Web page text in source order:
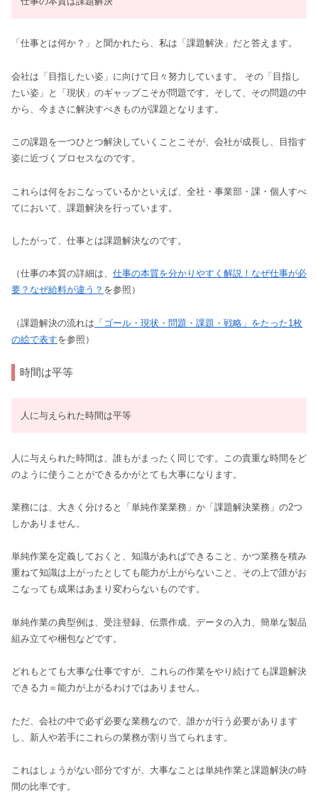
「仕事とは何か？」と聞かれたら、私は「課題解決」だと答えます。
会社は「目指したい姿」に向けて日々努力しています。 その「目指し
たい姿」と「現状」のギャップこそが問題です。そして、その問題の中
から、今まさに解決すべきものが課題となります。
この課題を一つひとつ解決していくことこそが、会社が成長し、目指す
姿に近づくプロセスなのです。
これらは何をおこなっているかといえば、全社・事業部・課・個人すべ
てにおいて、課題解決を行っています。
したがって、仕事とは課題解決なのです。
（仕事の本質の詳細は、 仕事の本質を分かりやすく解説！なぜ仕事が必
要？なぜ給料が違う？ を参照）
（課題解決の流れは 「ゴール・現状・問題・課題・戦略」をたった1枚
の絵で表すを参照）
時間は平等
人に与えられた時間は平等
人に与えられた時間は、誰もがまったく同じです。この貴重な時間をど
のように使うことができるかがとても大事になります。
業務には、大きく分けると「単純作業業務」か「課題解決業務」の2つ
しかありません。
単純作業を定義しておくと、知識があればできること、かつ業務を積み
重ねて知識は上がったとしても能力が上がらないこと、その上で誰がお
こなっても成果はあまり変わらないものです。
単純作業の典型例は、受注登録、伝票作成、データの入力、簡単な製品
組み立てや梱包などです。
どれもとても大事な仕事ですが、これらの作業をやり続けても課題解決
できる力＝能力が上がるわけではありません。
ただ、会社の中で必ず必要な業務なので、誰かが行う必要があります
し、新人や若手にこれらの業務が割り当てられます。
これはしょうがない部分ですが、大事なことは単純作業と課題解決の時
間の比率です。